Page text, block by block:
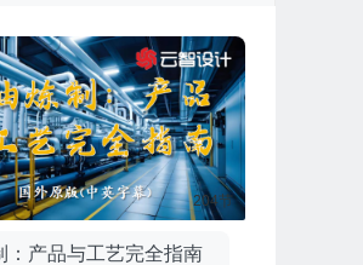
204节
：产品与工艺完全指南